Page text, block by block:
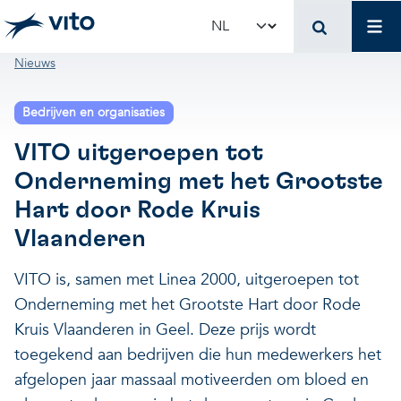
Skip to main content
Select your language
Concrete toepassingen
Licenties en spin-offs
VITO4STARTERS
Concrete toepassingen
Voorbeeldprojecten
Nieuws en updates
Unieke infrastructuur
Onze projecten
Wetenschappelijke
Breadcrumb
Nieuws
Bedrijven en organisaties
VITO uitgeroepen tot
Onderneming met het Grootste
Hart door Rode Kruis
Vlaanderen
VITO is, samen met Linea 2000, uitgeroepen tot
Onderneming met het Grootste Hart door Rode
Kruis Vlaanderen in Geel. Deze prijs wordt
toegekend aan bedrijven die hun medewerkers het
afgelopen jaar massaal motiveerden om bloed en